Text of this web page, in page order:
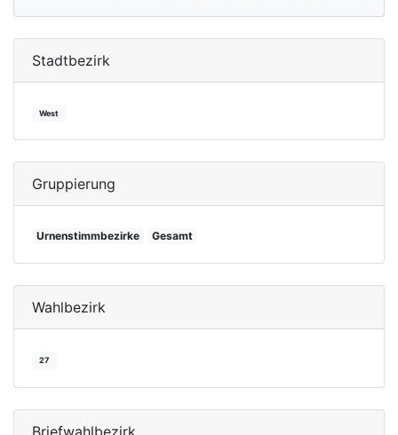
Stadtbezirk
West
Gruppierung
Urnenstimmbezirke Gesamt
Wahlbezirk
27
Briefwahlbezirk